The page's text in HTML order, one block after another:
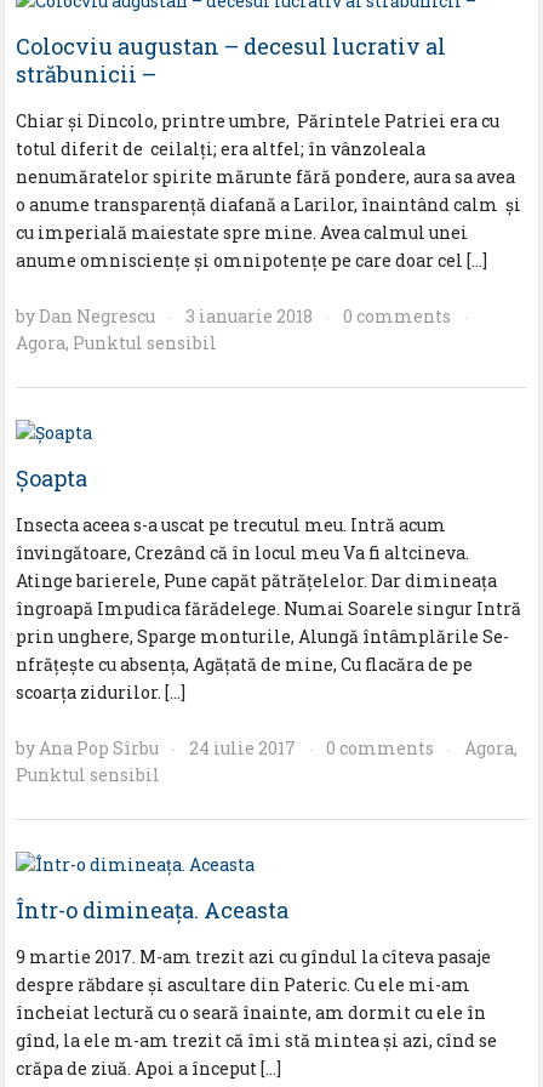
Colocviu augustan – decesul lucrativ al
străbunicii –
Chiar și Dincolo, printre umbre, Părintele Patriei era cu
totul diferit de ceilalți; era altfel; în vânzoleala
nenumăratelor spirite mărunte fără pondere, aura sa avea
o anume transparență diafană a Larilor, înaintând calm și
cu imperială maiestate spre mine. Avea calmul unei
anume omnisciențe și omnipotențe pe care doar cel […]
byDan Negrescu · 3 ianuarie 2018 · 0 comments ·
Agora, Punktul sensibil
Șoapta
Insecta aceea s-a uscat pe trecutul meu. Intră acum
învingătoare, Crezând că în locul meu Va fi altcineva.
Atinge barierele, Pune capăt pătrățelelor. Dar dimineața
îngroapă Impudica fărădelege. Numai Soarele singur Intră
prin unghere, Sparge monturile, Alungă întâmplările Se-
nfrățește cu absența, Agățată de mine, Cu flacăra de pe
scoarța zidurilor. […]
byAna Pop Sîrbu · 24 iulie 2017 · 0 comments · Agora,
Punktul sensibil
Într-o dimineața. Aceasta
9 martie 2017. M-am trezit azi cu gîndul la cîteva pasaje
despre răbdare și ascultare din Pateric. Cu ele mi-am
încheiat lectură cu o seară înainte, am dormit cu ele în
gînd, la ele m-am trezit că îmi stă mintea și azi, cînd se
crăpa de ziuă. Apoi a început […]